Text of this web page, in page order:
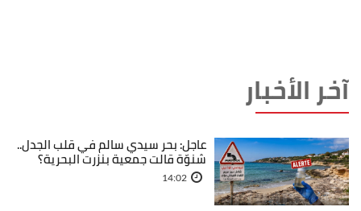
آخر الأخبار
عاجل: بحر سيدي سالم في قلب الجدل..
شنوّة قالت جمعية بنزرت البحرية؟
14:02